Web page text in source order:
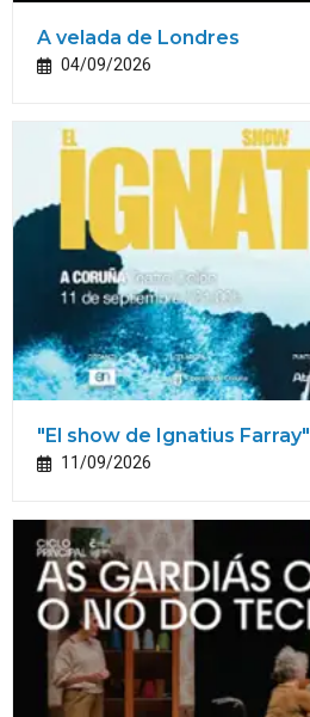
A velada de Londres
04/09/2026
"El show de Ignatius Farray"
11/09/2026